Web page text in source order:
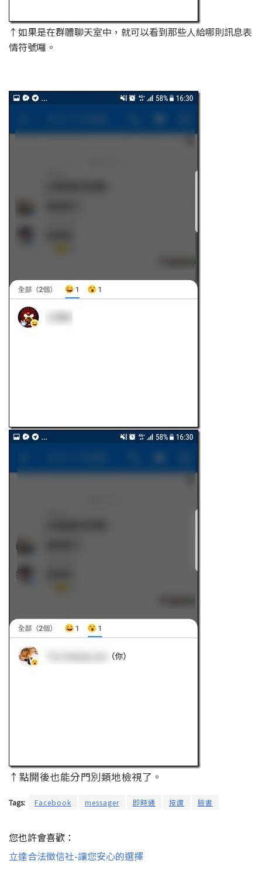
↑如果是在群體聊天室中，就可以看到那些人給哪則訊息表
情符號囉。
↑點開後也能分門別類地檢視了。
Tags: Facebook messager 即時通 按讚 臉書
您也許會喜歡：
立達合法徵信社-讓您安心的選擇